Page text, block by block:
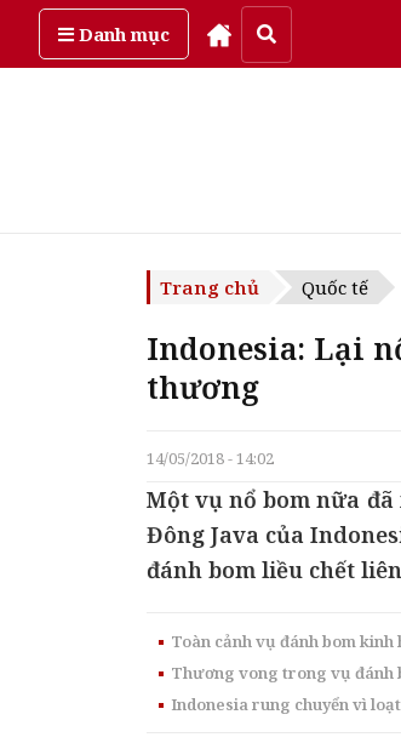
Danh mụcThứ bảy, ngày 8/08/2026
Trang chủ Quốc tế
Indonesia: Lại
thương
14/05/2018 - 14:02
Một vụ nổ bom nữa
Đông Java của
đánh bom liều chết
Toàn cảnh vụ đánh bom
Thương vong trong vụ đánh
Indonesia rung chuyển vì